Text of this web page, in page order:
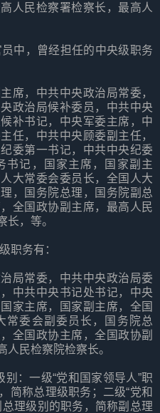
人民检察署检察长，最高人
中，曾经担任的中央级职务
席，中共中央政治局常委，
政治局候补委员，中共中央
补书记，中央军委主席，中
任，中共中央顾委副主任，
委第一书记，中共中央纪委
书记，国家主席，国家副主
大常委会委员长，全国人大
，国务院总理，国务院副总
全国政协副主席，最高人民
长，等。
职务有：
局常委，中共中央政治局委
中共中央书记处书记，中央
家主席，国家副主席，全国
常委会副委员长，国务院总
全国政协主席，全国政协副
人民检察院检察长。
：一级“党和国家领导人”职
简称总理级职务；二级“党和
理级别的职务，简称副总理